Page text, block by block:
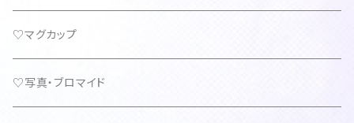
♡マグカップ
♡写真・ブロマイド